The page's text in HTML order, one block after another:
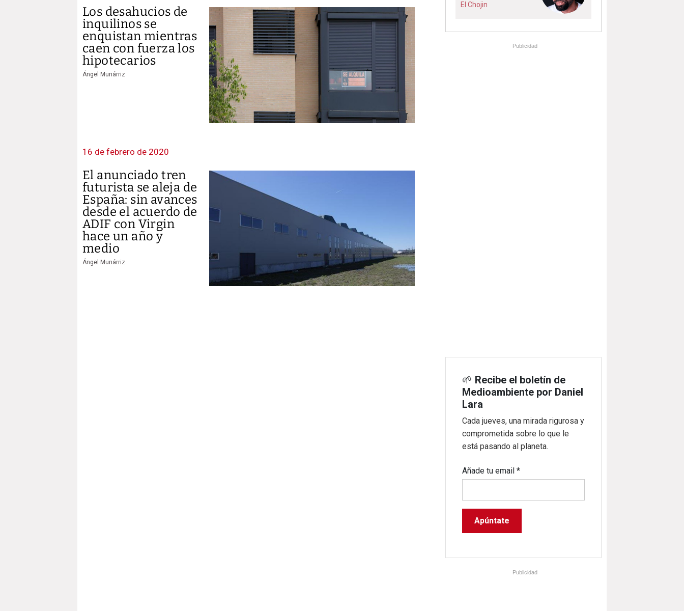
Los desahucios de
inquilinos se
enquistan mientras
caen con fuerza los
hipotecarios
Ángel Munárriz
16 de febrero de 2020
El anunciado tren
futurista se aleja de
España: sin avances
desde el acuerdo de
ADIF con Virgin
hace un año y
medio
Ángel Munárriz
El Chojin
Publicidad
🌱 Recibe el boletín de
Medioambiente por Daniel
Lara
Cada jueves, una mirada rigurosa y
comprometida sobre lo que le
está pasando al planeta.
Añade tu email*
Publicidad